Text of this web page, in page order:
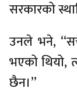
सरकारको
उनले भने,
भएको थियो,
छैन।”